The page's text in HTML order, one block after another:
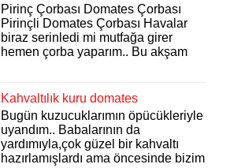
Pirinç Çorbası Domates Çorbası
Pirinçli Domates Çorbası Havalar
biraz serinledi mi mutfağa girer
hemen çorba yaparım.. Bu akşam
Kahvaltılık kuru domates
Bugün kuzucuklarımın öpücükleriyle
uyandım.. Babalarının da
yardımıyla,çok güzel bir kahvaltı
hazırlamışlardı ama öncesinde bizim